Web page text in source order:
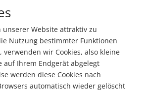
unserer Website attraktiv zu
Nutzung bestimmter Funktionen
verwenden wir Cookies, also kleine
auf Ihrem Endgerät abgelegt
werden diese Cookies nach
automatisch wieder gelöscht